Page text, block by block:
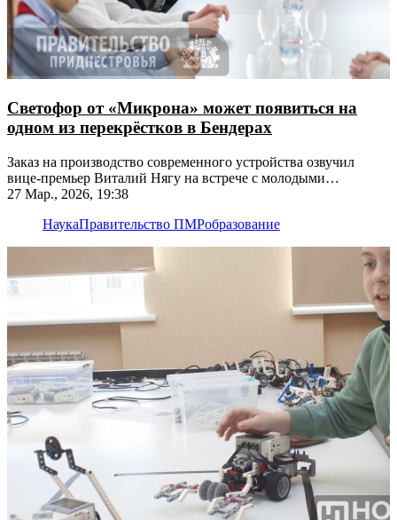
Светофор от «Микрона» может появиться на
одном из перекрёстков в Бендерах
Заказ на производство современного устройства озвучил
вице-премьер Виталий Нягу на встрече с молодыми
разработчиками
27 Мар., 2026, 19:38
НаукаПравительство ПМРобразование